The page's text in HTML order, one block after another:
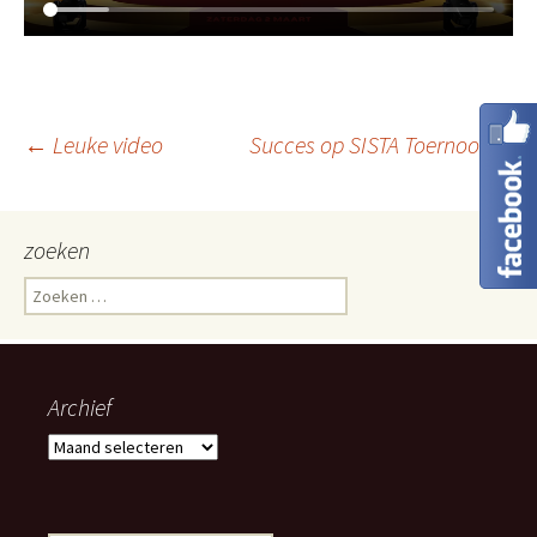
Berichtnavigatie
← Leuke video Succes op SISTA Toernooi→
zoeken
Zoeken
naar:
Archief
Archief